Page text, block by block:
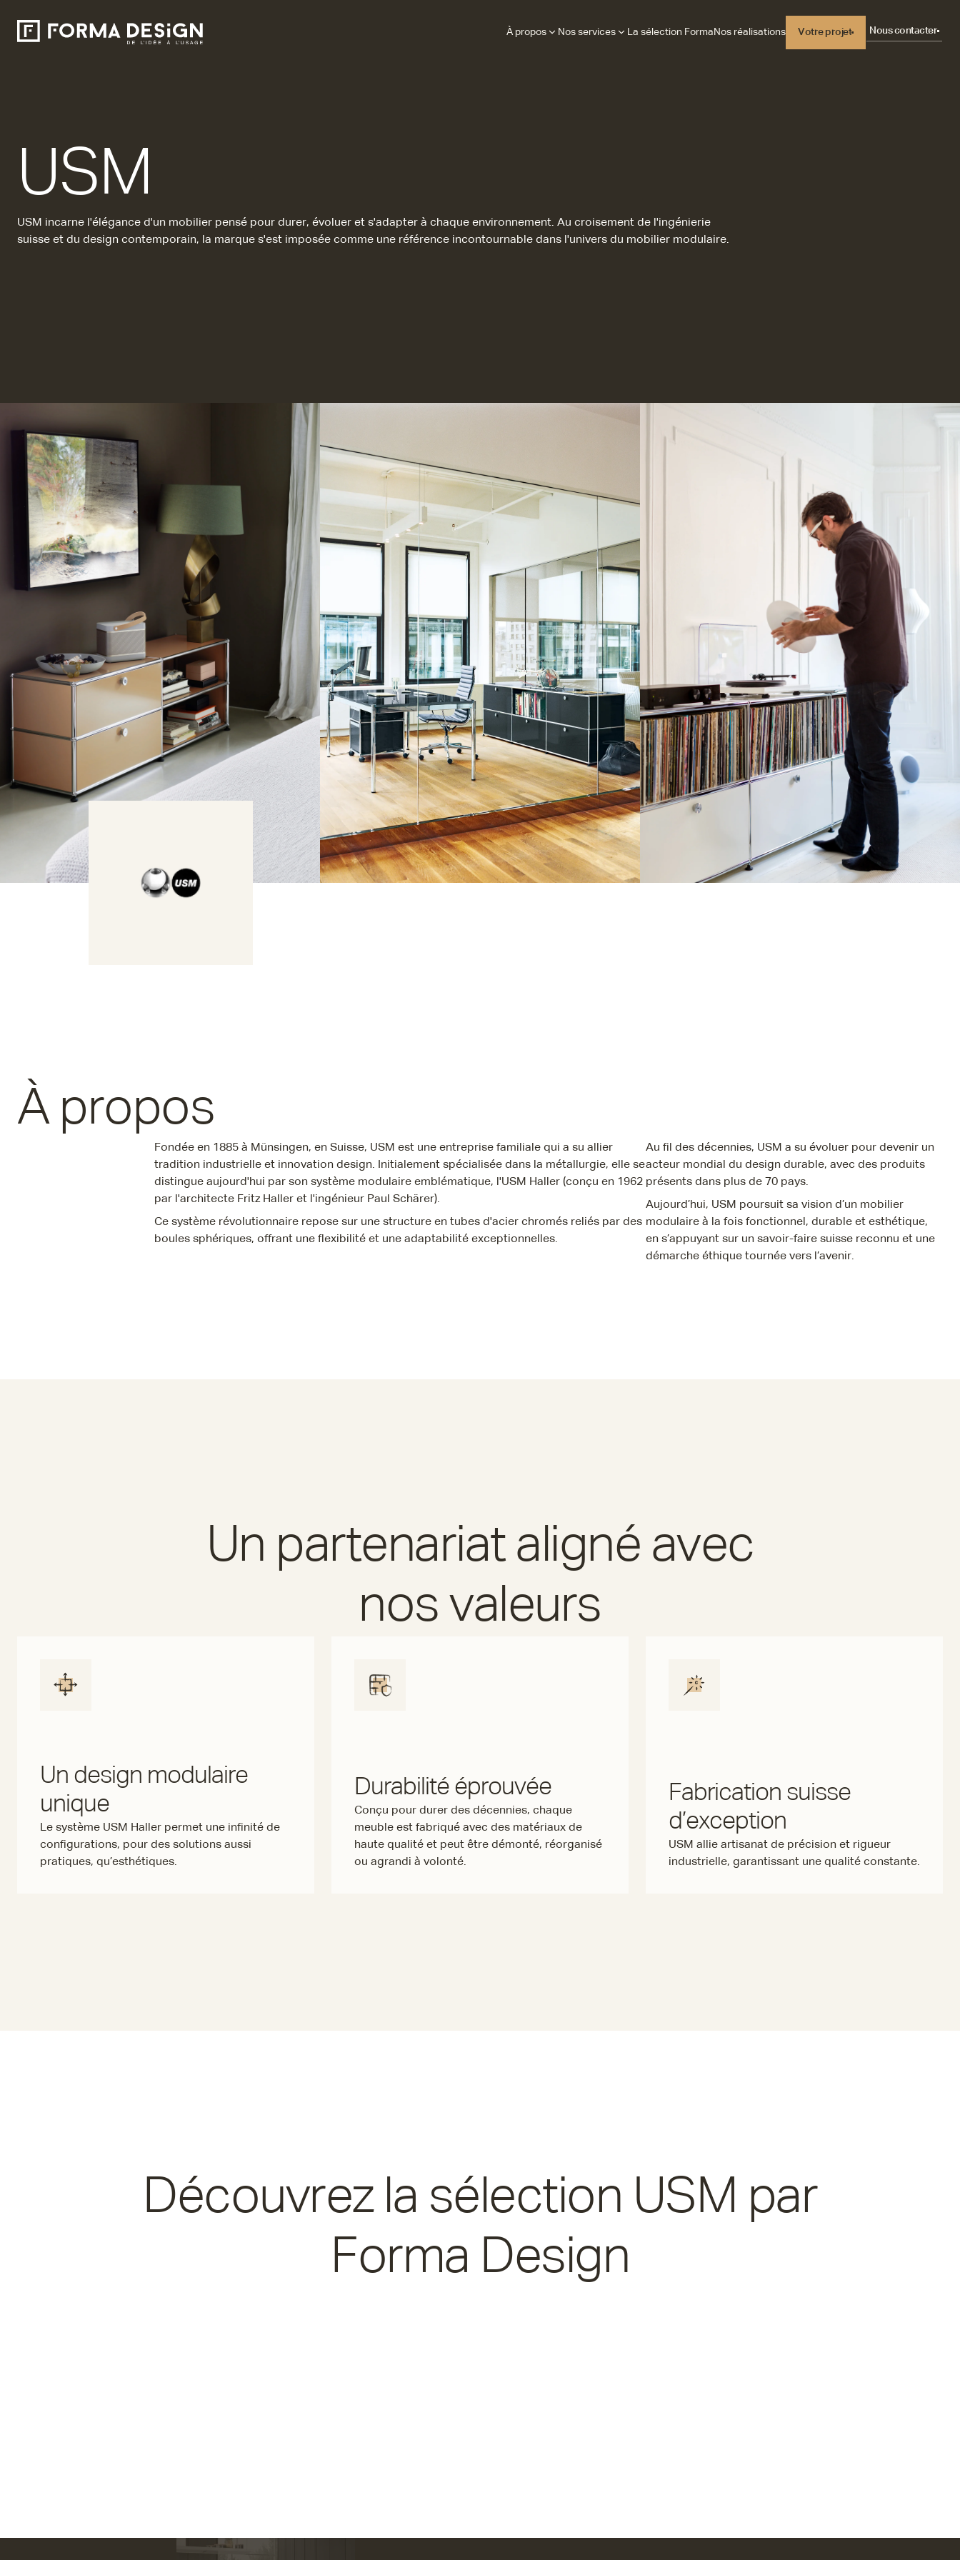
À propos Nos services La sélection Forma Nos réalisations
Votre projet
Nous contacter
USM
USM incarne l'élégance d'un mobilier pensé pour durer, évoluer et s'adapter à chaque environnement. Au croisement de l'ingénierie
suisse et du design contemporain, la marque s'est imposée comme une référence incontournable dans l'univers du mobilier modulaire.
À propos
Fondée en 1885 à Münsingen, en Suisse, USM est une entreprise familiale qui a su allier
tradition industrielle et innovation design. Initialement spécialisée dans la métallurgie, elle se
distingue aujourd'hui par son système modulaire emblématique, l'USM Haller (conçu en 1962
par l'architecte Fritz Haller et l'ingénieur Paul Schärer).
Ce système révolutionnaire repose sur une structure en tubes d'acier chromés reliés par des
boules sphériques, offrant une flexibilité et une adaptabilité exceptionnelles.
Au fil des décennies, USM a su évoluer pour devenir un
acteur mondial du design durable, avec des produits
présents dans plus de 70 pays.
Aujourd’hui, USM poursuit sa vision d’un mobilier
modulaire à la fois fonctionnel, durable et esthétique,
en s’appuyant sur un savoir-faire suisse reconnu et une
démarche éthique tournée vers l’avenir.
Un partenariat aligné avec
nos valeurs
Un design modulaire
unique
Le système USM Haller permet une infinité de
configurations, pour des solutions aussi
pratiques, qu’esthétiques.
Durabilité éprouvée
Conçu pour durer des décennies, chaque
meuble est fabriqué avec des matériaux de
haute qualité et peut être démonté, réorganisé
ou agrandi à volonté.
Fabrication suisse
d’exception
USM allie artisanat de précision et rigueur
industrielle, garantissant une qualité constante.
Découvrez la sélection USM par
Forma Design